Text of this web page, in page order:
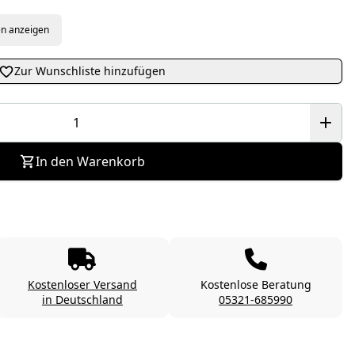
anzeigen
Zur Wunschliste hinzufügen
In den Warenkorb
Kostenloser Versand
in Deutschland
Kostenlose Beratung
05321-685990